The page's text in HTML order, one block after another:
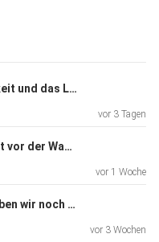
Für uns alle hat er
einen kleineren
klima-energie/wwf-
Folge 157: KI, Nachhaltigkeit und das Leben
vor 3 Tagen
Folge 156: Sachsen-Anhalt vor der Wahl – Kann Zuhören die Demokratie retten?
vor 1 Woche
Folge 155: Multikrise - Haben wir noch Zeit für „innere Arbeit“?
vor 3 Wochen